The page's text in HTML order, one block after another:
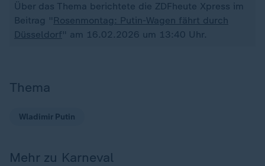
Über das Thema berichtete die ZDFheute Xpress im
Beitrag " Rosenmontag: Putin-Wagen fährt durch
Düsseldorf" am 16.02.2026 um 13:40 Uhr.
Thema
Wladimir Putin
Mehr zu Karneval